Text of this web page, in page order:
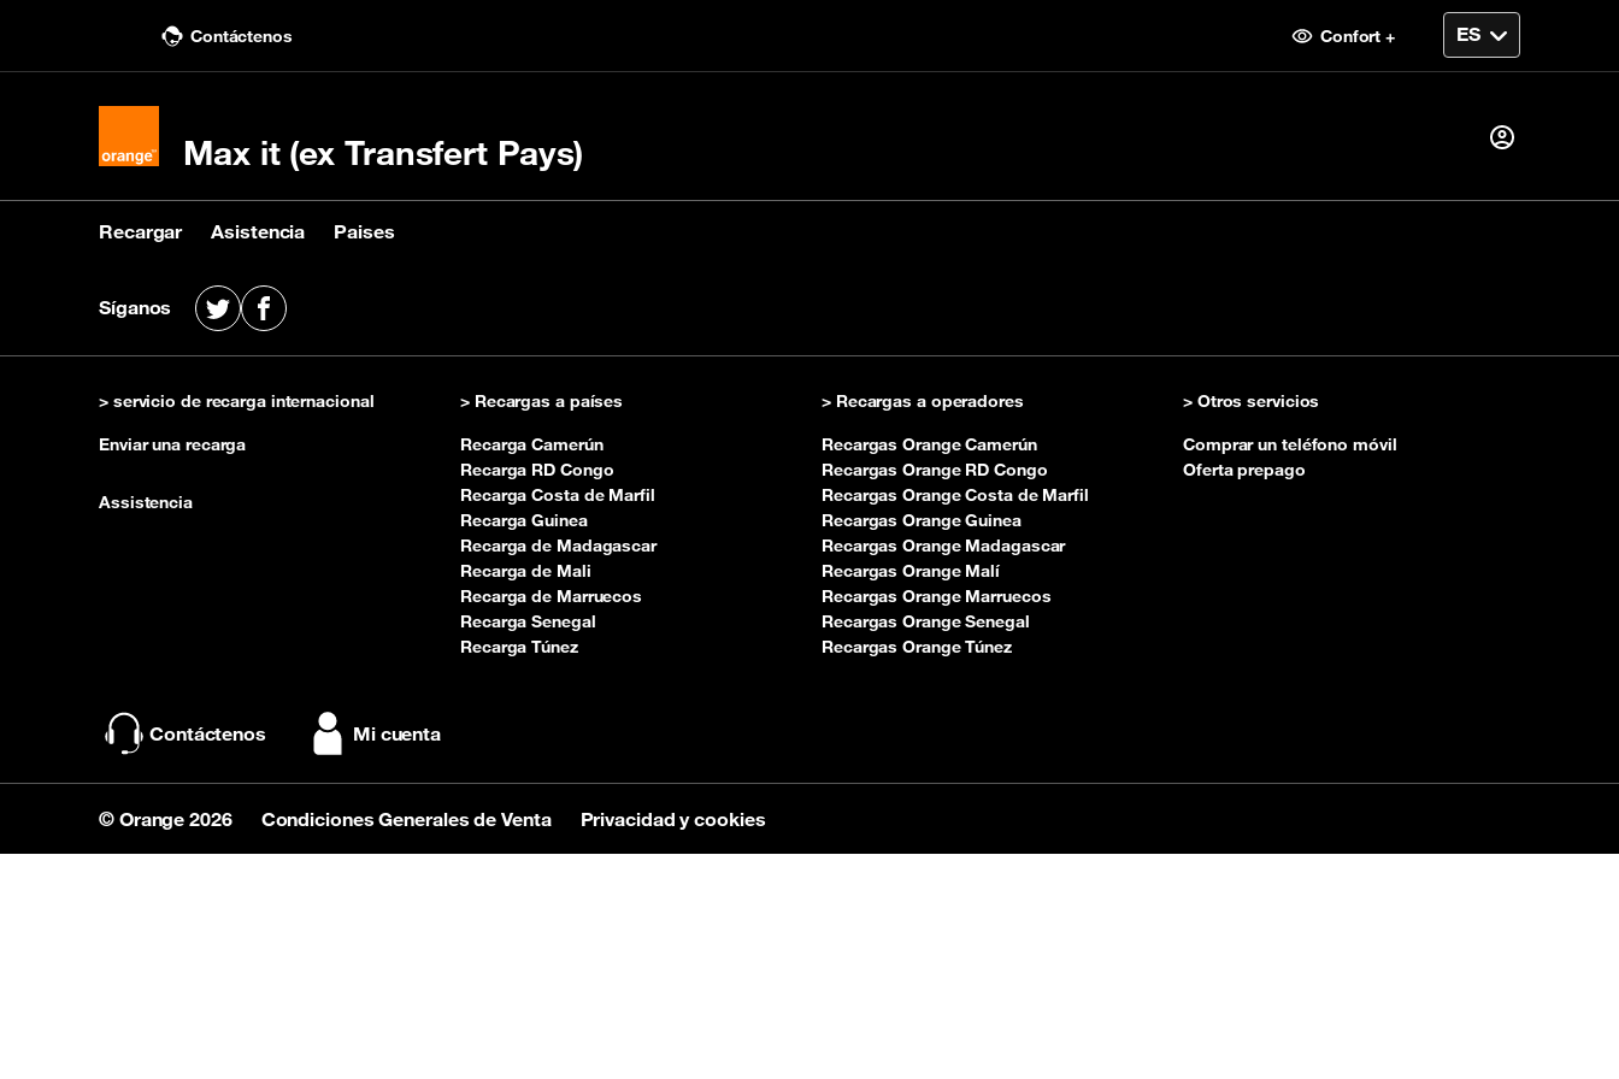
Contáctenos Confort +
Max it (ex Transfert Pays)
Recargar
Recargar
Comprar una recarga Recargar con un dodigo Consultar el saldo
Asistencia
Asistencia
Contactanos
Consulta nuestras preguntas
Paises
Paises
Ver países receptores
Â¿Primera visita?
Síganos X Facebook
> servicio de recarga internacional
Enviar una recarga
Assistencia
> Recargas a países
Recarga Camerún
Recarga RD Congo
Recarga Costa de Marfil
Recarga Guinea
Recarga de Madagascar
Recarga de Mali
Recarga de Marruecos
Recarga Senegal
Recarga Túnez
> Recargas a operadores
Recargas Orange Camerún
Recargas Orange RD Congo
Recargas Orange Costa de Marfil
Recargas Orange Guinea
Recargas Orange Madagascar
Recargas Orange Malí
Recargas Orange Marruecos
Recargas Orange Senegal
Recargas Orange Túnez
> Otros servicios
Comprar un teléfono móvil
Oferta prepago
Contáctenos Mi cuenta
© Orange 2026 Condiciones Generales de Venta Privacidad y cookies